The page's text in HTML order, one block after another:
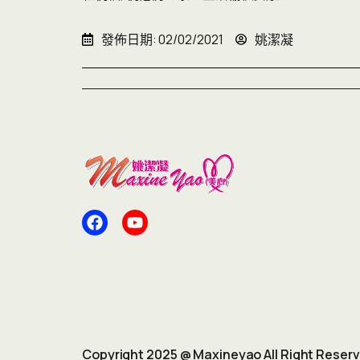
發佈日期:02/02/2021 姚潔凝
Copyright 2025 @ Maxineyao All Right